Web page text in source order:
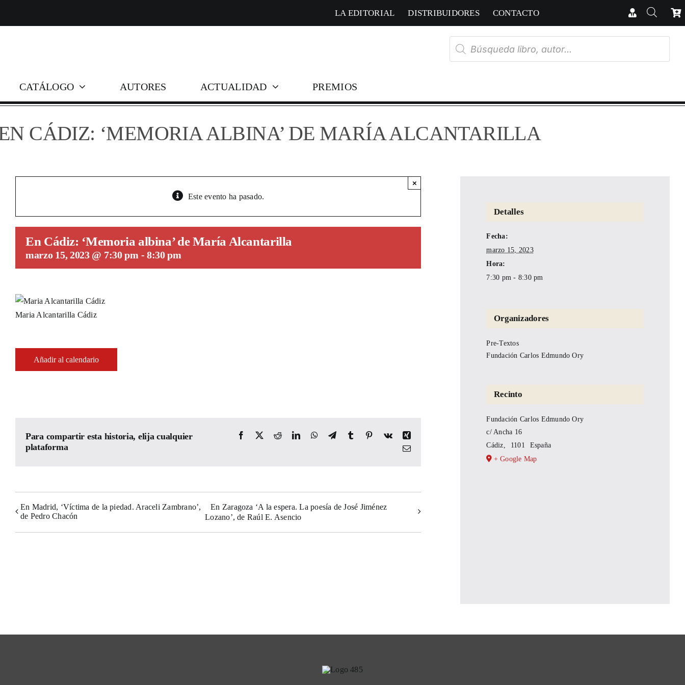
LA EDITORIAL DISTRIBUIDORES CONTACTO
Búsqueda
de
productos
CATÁLOGO AUTORES ACTUALIDAD PREMIOS
CÁDIZ: ‘MEMORIA ALBINA’ DE MARÍA ALCANTARILLA
Este evento ha pasado.
×
En Cádiz: ‘Memoria albina’ de María Alcantarilla
marzo 15, 2023 @ 7:30 pm - 8:30 pm
Maria Alcantarilla Cádiz
Añadir al calendario
Para compartir esta historia, elija cualquier
plataforma
Facebook RedditLinkedInWhatsApp
TelegramTumblr Pinterest
Vk
Xing
Email
En Madrid, ‘Víctima de la piedad. Araceli Zambrano’,
de Pedro Chacón
En Zaragoza ‘A la espera. La poesía de José Jiménez
Lozano’, de Raúl E. Asencio
Detalles
Fecha:
marzo 15, 2023
Hora:
7:30 pm - 8:30 pm
Organizadores
Pre-Textos
Fundación Carlos Edmundo Ory
Recinto
Fundación Carlos Edmundo Ory
c/ Ancha 16
Cádiz, 1101
España
+ Google Map